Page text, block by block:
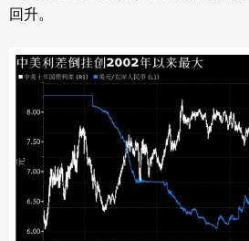
回升。